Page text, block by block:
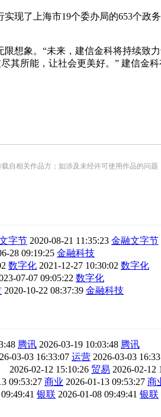
现了上海市19个委办局的653个政
想象。“未来，建信金科将持续致
其所能，让社会更美好。” 建信金
相关作品方；如涉及未经许可使用作品的问题
字节 2020-08-21 11:35:23 金融文字节
28 09:19:25 金融科技
数字化 2021-12-27 10:30:02 数字化
07-07 09:05:22 数字化
2020-10-22 08:37:39 金融科技
腾讯 2026-03-19 10:03:48 腾讯
03-03 16:33:07 运营 2026-03-03
2026-02-12 15:10:26 贸易 2026-02-12
09:53:27 商业 2026-01-13 09:53:27 商
银联 2026-01-08 09:49:41 银联